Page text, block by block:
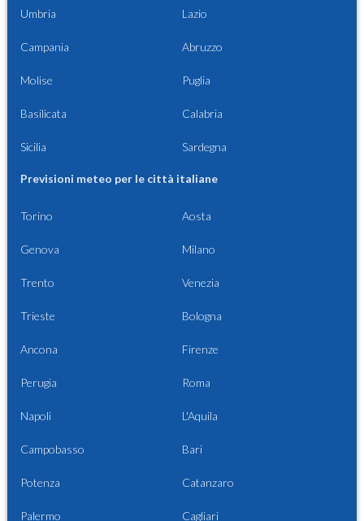
Umbria Lazio
Campania Abruzzo
Molise Puglia
Basilicata Calabria
Sicilia Sardegna
Previsioni meteo per le città italiane
Torino Aosta
Genova Milano
Trento Venezia
Trieste Bologna
Ancona Firenze
Perugia Roma
Napoli L'Aquila
Campobasso Bari
Potenza Catanzaro
Palermo Cagliari